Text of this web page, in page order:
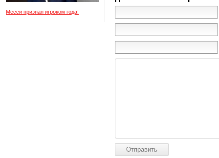
Месси признан игроком года!